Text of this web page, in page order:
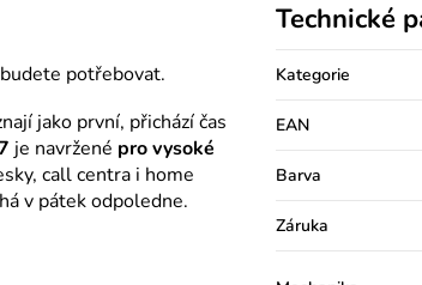
potřebovat.
jako první, přichází čas
je navržené pro vysoké
call centra i home
v pátek odpoledne.
Technické
Kategorie
EAN
Barva
Záruka